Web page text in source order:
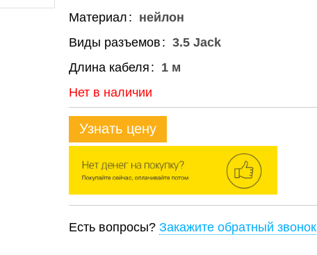
Материал
нейлон
Виды разъемов 3.5 Jack
Длина кабеля
1 м
Нет в наличии
Узнать цену
Есть вопросы? Закажите обратный звонок